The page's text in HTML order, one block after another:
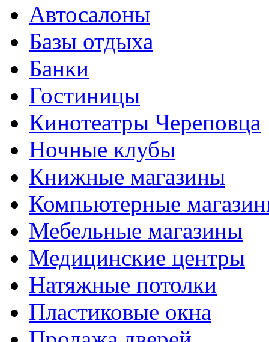
Автосалоны
Базы отдыха
Банки
Гостиницы
Кинотеатры Череповца
Ночные клубы
Книжные магазины
Компьютерные
Мебельные магазины
Медицинские центры
Натяжные потолки
Пластиковые окна